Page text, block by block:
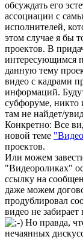
обсуждать его
ассоциации с
исполнителей,
этом случае я бы
проектов. В
интересующимся
данную тему
видео с кадрами
информаций.
субфоруме, никто
там не найдет/
Конкретно: Все
новой теме
проектов.
Или можем
"Видеороликах"
ссылку на
даже можем
продублировал
видео не
Но правда,
нечаянных